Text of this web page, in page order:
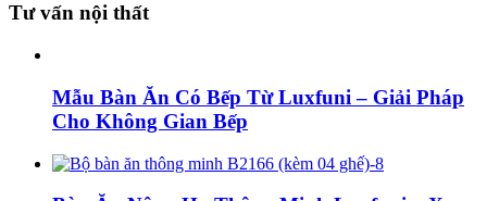
Tư vấn nội thất
Mẫu Bàn Ăn Có Bếp Từ Luxfuni – Giải Pháp
Cho Không Gian Bếp